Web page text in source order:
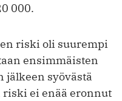
000.
riski oli suurempi
ensimmäisten
jälkeen syövästä
ei enää eronnut